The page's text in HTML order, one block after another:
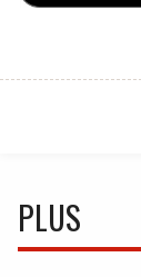
PLUS